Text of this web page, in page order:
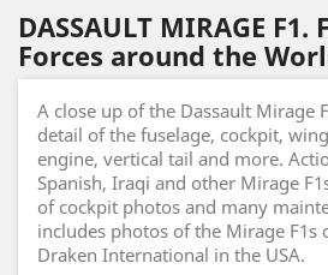
DASSAULT MIRAGE
Forces around the
A close up of the Dassault Mirage
detail of the fuselage, cockpit,
engine, vertical tail and more.
Spanish, Iraqi and other Mirage
of cockpit photos and many
includes photos of the Mirage F1s
Draken International in the USA.